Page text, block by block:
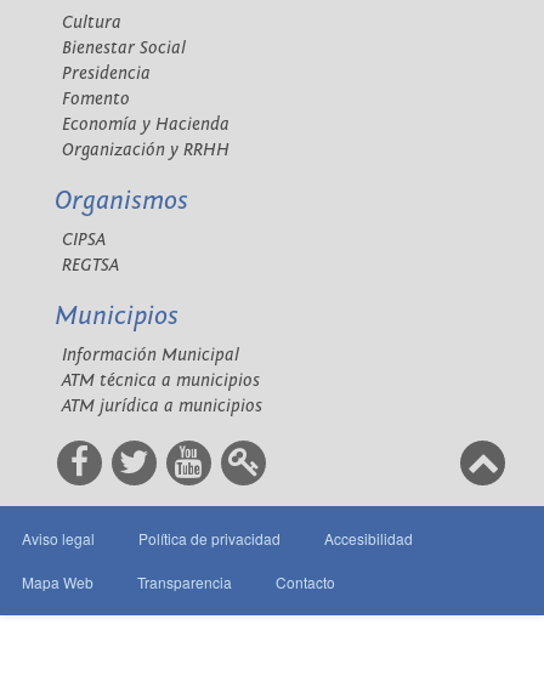
Cultura
Bienestar Social
Presidencia
Fomento
Economía y Hacienda
Organización y RRHH
Organismos
CIPSA
REGTSA
Municipios
Información Municipal
ATM técnica a municipios
ATM jurídica a municipios
Aviso legal Política de privacidad Accesibilidad
Mapa Web Transparencia Contacto